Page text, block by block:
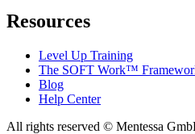
Resources
Level Up Training
The SOFT Work™
Blog
Help Center
All rights reserved © Mentessa